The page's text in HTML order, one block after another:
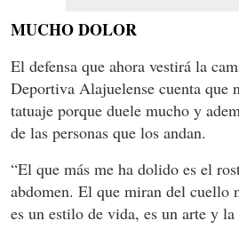
MUCHO DOLOR
El defensa que ahora vestirá la
Deportiva Alajuelense cuenta que
tatuaje porque duele mucho y
de las personas que los andan.
“El que más me ha dolido es el
abdomen. El que miran del cuello
es un estilo de vida, es un arte y